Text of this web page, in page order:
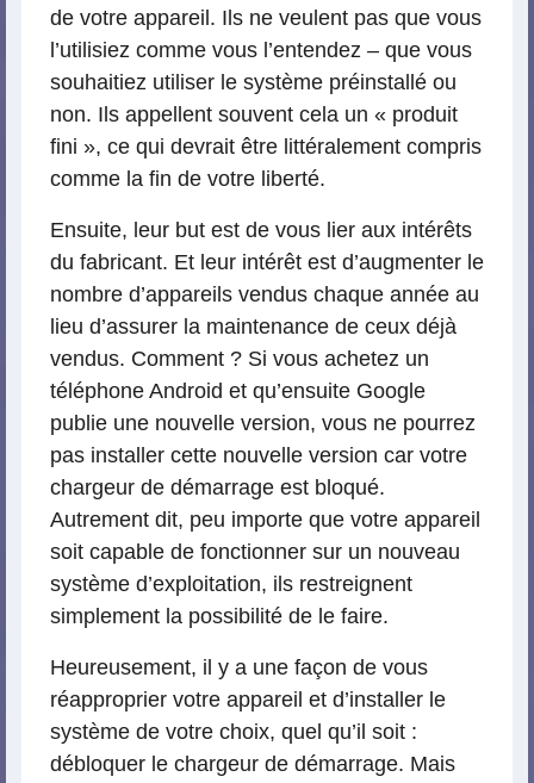
de votre appareil. Ils ne veulent pas que vous
l’utilisiez comme vous l’entendez – que vous
souhaitiez utiliser le système préinstallé ou
non. Ils appellent souvent cela un « produit
fini », ce qui devrait être littéralement compris
comme la fin de votre liberté.
Ensuite, leur but est de vous lier aux intérêts
du fabricant. Et leur intérêt est d’augmenter le
nombre d’appareils vendus chaque année au
lieu d’assurer la maintenance de ceux déjà
vendus. Comment ? Si vous achetez un
téléphone Android et qu’ensuite Google
publie une nouvelle version, vous ne pourrez
pas installer cette nouvelle version car votre
chargeur de démarrage est bloqué.
Autrement dit, peu importe que votre appareil
soit capable de fonctionner sur un nouveau
système d’exploitation, ils restreignent
simplement la possibilité de le faire.
Heureusement, il y a une façon de vous
réapproprier votre appareil et d’installer le
système de votre choix, quel qu’il soit :
débloquer le chargeur de démarrage. Mais